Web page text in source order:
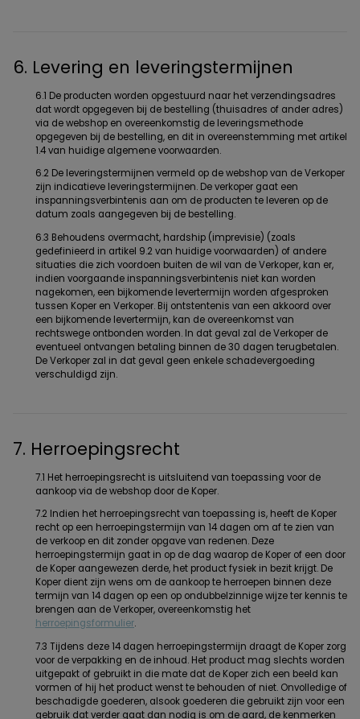
6. Levering en leveringstermijnen
6.1 De producten worden opgestuurd naar het verzendingsadres
dat wordt opgegeven bij de bestelling (thuisadres of ander adres)
via de webshop en overeenkomstig de leveringsmethode
opgegeven bij de bestelling, en dit in overeenstemming met artikel
1.4 van huidige algemene voorwaarden.
6.2 De leveringstermijnen vermeld op de webshop van de Verkoper
zijn indicatieve leveringstermijnen. De verkoper gaat een
inspanningsverbintenis aan om de producten te leveren op de
datum zoals aangegeven bij de bestelling.
6.3 Behoudens overmacht, hardship (imprevisie) (zoals
gedefinieerd in artikel 9.2 van huidige voorwaarden) of andere
situaties die zich voordoen buiten de wil van de Verkoper, kan er,
indien voorgaande inspanningsverbintenis niet kan worden
nagekomen, een bijkomende levertermijn worden afgesproken
tussen Koper en Verkoper. Bij ontstentenis van een akkoord over
een bijkomende levertermijn, kan de overeenkomst van
rechtswege ontbonden worden. In dat geval zal de Verkoper de
eventueel ontvangen betaling binnen de 30 dagen terugbetalen.
De Verkoper zal in dat geval geen enkele schadevergoeding
verschuldigd zijn.
7. Herroepingsrecht
7.1 Het herroepingsrecht is uitsluitend van toepassing voor de
aankoop via de webshop door de Koper.
7.2 Indien het herroepingsrecht van toepassing is, heeft de Koper
recht op een herroepingstermijn van 14 dagen om af te zien van
de verkoop en dit zonder opgave van redenen. Deze
herroepingstermijn gaat in op de dag waarop de Koper of een door
de Koper aangewezen derde, het product fysiek in bezit krijgt. De
Koper dient zijn wens om de aankoop te herroepen binnen deze
termijn van 14 dagen op een op ondubbelzinnige wijze ter kennis te
brengen aan de Verkoper, overeenkomstig het
herroepingsformulier.
7.3 Tijdens deze 14 dagen herroepingstermijn draagt de Koper zorg
voor de verpakking en de inhoud. Het product mag slechts worden
uitgepakt of gebruikt in die mate dat de Koper zich een beeld kan
vormen of hij het product wenst te behouden of niet. Onvolledige of
beschadigde goederen, alsook goederen die gebruikt zijn voor een
gebruik dat verder gaat dan nodig is om de aard, de kenmerken